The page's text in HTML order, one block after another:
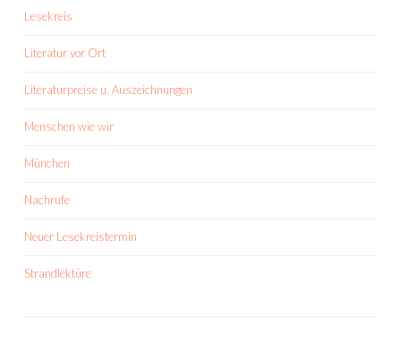
Lesekreis
Literatur vor Ort
Literaturpreise u. Auszeichnungen
Menschen wie wir
München
Nachrufe
Neuer Lesekreistermin
Strandlektüre